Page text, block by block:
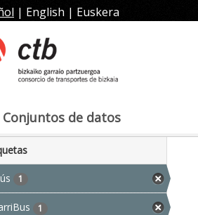
| English | Euskera
Conjuntos de datos
1
1